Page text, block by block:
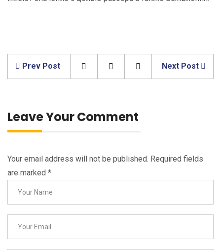
Prev Post Next Post
Leave Your Comment
Your email address will not be published. Required fields
are marked *